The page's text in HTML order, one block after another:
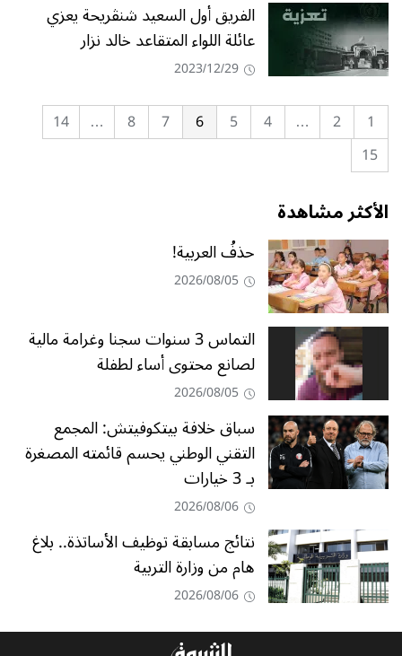
الفريق أول السعيد شنڨريحة يعزي
عائلة اللواء المتقاعد خالد نزار
2023/12/29
1
2
…
4
5
6
7
8
…
14
15
الأكثر مشاهدة
حذفُ العربية!
2026/08/05
التماس 3 سنوات سجنا وغرامة مالية
لصانع محتوى أساء لطفلة
2026/08/05
سباق خلافة بيتكوفيتش: المجمع
التقني الوطني يحسم قائمته المصغرة
بـ 3 خيارات
2026/08/06
نتائج مسابقة توظيف الأساتذة.. بلاغ
هام من وزارة التربية
2026/08/06